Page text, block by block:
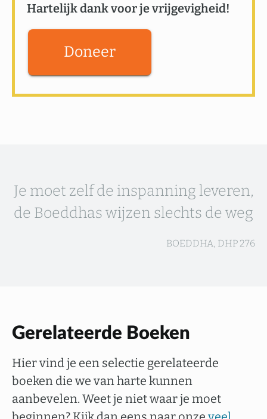
Hartelijk dank voor je vrijgevigheid!
Doneer
Je moet zelf de inspanning leveren,
de Boeddhas wijzen slechts de weg
BOEDDHA, DHP 276
Gerelateerde Boeken
Hier vind je een selectie gerelateerde
boeken die we van harte kunnen
aanbevelen. Weet je niet waar je moet